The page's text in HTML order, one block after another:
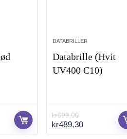
DATABRILLER
Databrille (Hvit
UV400 C10)
kr699,00
Opprinnelig
pris
kr489,30Nåværende
pris